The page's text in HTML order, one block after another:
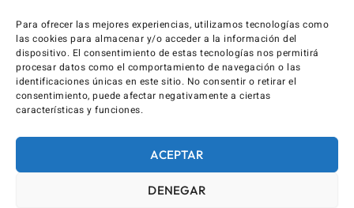
Para ofrecer las mejores experiencias, utilizamos tecnologías como
las cookies para almacenar y/o acceder a la información del
dispositivo. El consentimiento de estas tecnologías nos permitirá
procesar datos como el comportamiento de navegación o las
identificaciones únicas en este sitio. No consentir o retirar el
consentimiento, puede afectar negativamente a ciertas
características y funciones.
ACEPTAR
DENEGAR